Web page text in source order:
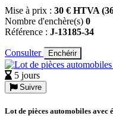
Mise à prix : 30 € HTVA
Nombre d'enchère(s) 0
Référence : J-13185-34
Consulter Enchérir
5 jours
Suivre
Lot de pièces automobiles avec